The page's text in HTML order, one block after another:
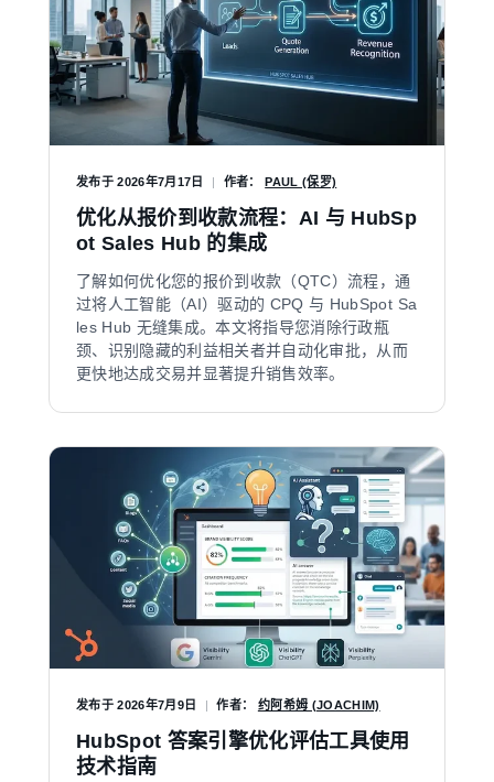
发布于 2026年7月17日 | 作者： PAUL (保罗)
优化从报价到收款流程：AI 与 HubSp
ot Sales Hub 的集成
了解如何优化您的报价到收款（QTC）流程，通
过将人工智能（AI）驱动的 CPQ 与 HubSpot Sa
les Hub 无缝集成。本文将指导您消除行政瓶
颈、识别隐藏的利益相关者并自动化审批，从而
更快地达成交易并显著提升销售效率。
发布于 2026年7月9日 | 作者： 约阿希姆 (JOACHIM)
HubSpot 答案引擎优化评估工具使用
技术指南